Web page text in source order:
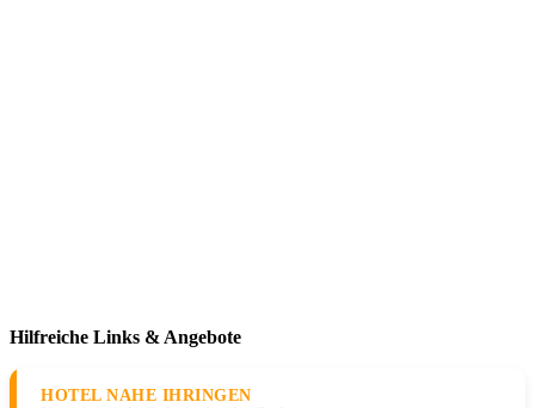
Hilfreiche Links & Angebote
HOTEL NAHE IHRINGEN